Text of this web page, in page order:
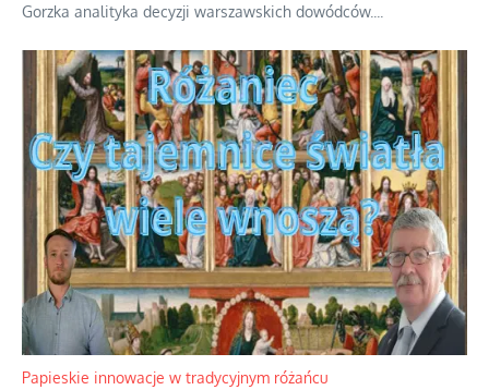
Gorzka analityka decyzji warszawskich dowódców.
Papieskie innowacje w tradycyjnym różańcu